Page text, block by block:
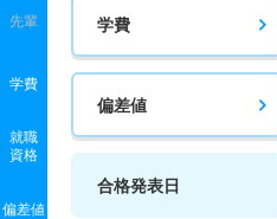
先輩
学費
就職
資格
偏差値
学費
偏差値
合格発表日